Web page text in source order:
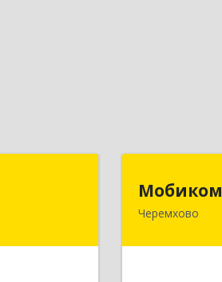
Шелехов г,
Мобиком
Черемхово